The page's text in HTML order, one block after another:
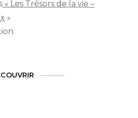
« Les Trésors de la vie –
»